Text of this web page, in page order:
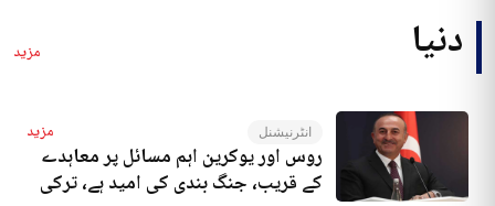
دنیا مزید
انٹرنیشنل مزید
روس اور یوکرین اہم مسائل پر معاہدے
کے قریب، جنگ بندی کی امید ہے، ترکی